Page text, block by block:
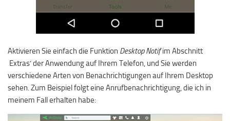
Aktivieren Sie einfach die Funktion Desktop Notifim Abschnitt
‚Extras‘ der Anwendung auf Ihrem Telefon, und Sie werden
verschiedene Arten von Benachrichtigungen auf Ihrem Desktop
sehen. Zum Beispiel folgt eine Anrufbenachrichtigung, die ich in
meinem Fall erhalten habe: